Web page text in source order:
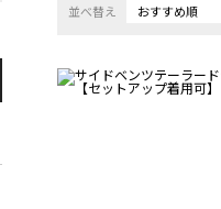
並べ替え おすすめ順